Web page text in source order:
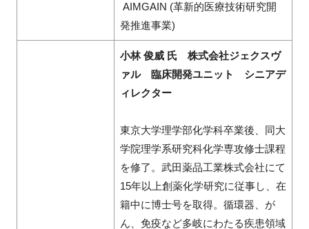
AIMGAIN (革新的医療技術研究開
発推進事業)
小林 俊威 氏 株式会社ジェクスヴ
ァル 臨床開発ユニット シニアデ
ィレクター
東京大学理学部化学科卒業後、同大
学院理学系研究科化学専攻修士課程
を修了。武田薬品工業株式会社にて
15年以上創薬化学研究に従事し、在
籍中に博士号を取得。循環器、が
ん、免疫など多岐にわたる疾患領域